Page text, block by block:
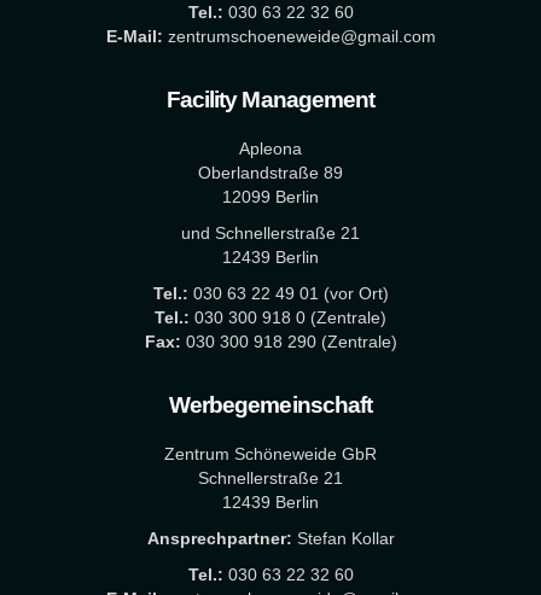
Tel.: 030 63 22 32 60
E-Mail: zentrumschoeneweide@gmail.com
Facility Management
Apleona
Oberlandstraße 89
12099 Berlin
und Schnellerstraße 21
12439 Berlin
Tel.: 030 63 22 49 01 (vor Ort)
Tel.: 030 300 918 0 (Zentrale)
Fax: 030 300 918 290 (Zentrale)
Werbegemeinschaft
Zentrum Schöneweide GbR
Schnellerstraße 21
12439 Berlin
Ansprechpartner: Stefan Kollar
Tel.: 030 63 22 32 60